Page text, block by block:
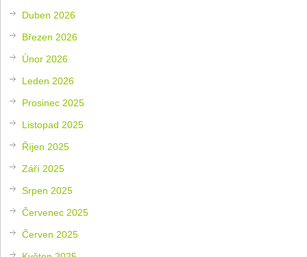
Duben 2026
Březen 2026
Únor 2026
Leden 2026
Prosinec 2025
Listopad 2025
Říjen 2025
Září 2025
Srpen 2025
Červenec 2025
Červen 2025